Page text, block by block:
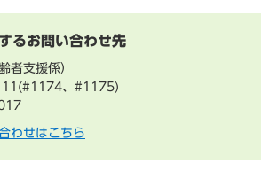
るお問い合わせ先
者支援係
、#1175)
わせはこちら